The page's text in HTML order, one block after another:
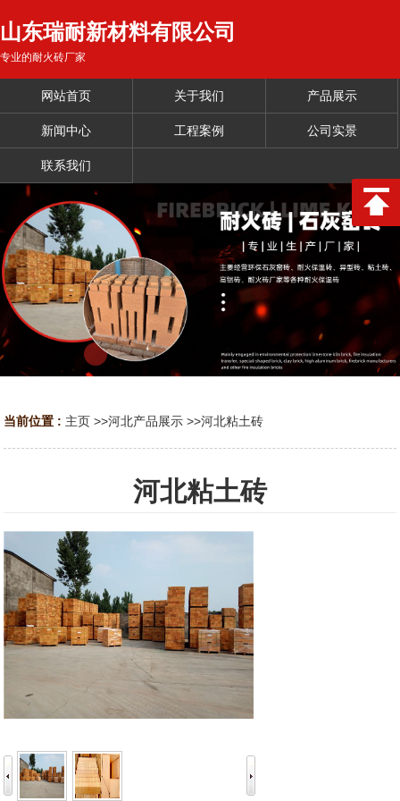
山东瑞耐新材料有限公司
专业的耐火砖厂家
网站首页 关于我们 产品展示
新闻中心 工程案例 公司实景
联系我们
当前位置 : 主页 >>河北产品展示 >>河北粘土砖
河北粘土砖